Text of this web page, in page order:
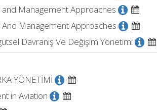
Management Approaches
Management Approaches
Davranış Ve Değişim Yönetimi
YÖNETİMİ
in Aviation